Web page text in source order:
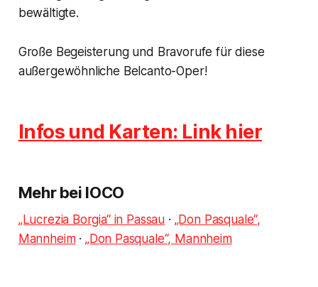
bewältigte.
Große Begeisterung und Bravorufe für diese
außergewöhnliche Belcanto-Oper!
Infos und Karten: Link hier
Mehr bei IOCO
„Lucrezia Borgia“ in Passau · „Don Pasquale“,
Mannheim· „Don Pasquale“, Mannheim